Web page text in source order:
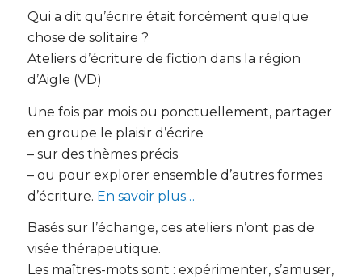
Qui a dit qu’écrire était forcément quelque
chose de solitaire ?
Ateliers d’écriture de fiction dans la région
d’Aigle (VD)
Une fois par mois ou ponctuellement, partager
en groupe le plaisir d’écrire
– sur des thèmes précis
– ou pour explorer ensemble d’autres formes
d’écriture. En savoir plus…
Basés sur l’échange, ces ateliers n’ont pas de
visée thérapeutique.
Les maîtres-mots sont : expérimenter, s’amuser,